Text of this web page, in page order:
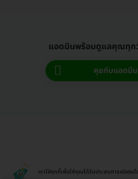
แอดมินพร้อมดูแลคุณทุก
คุยกับแอดมิ
เราใช้คุกกี้เพื่อให้คุณได้รับประสบการณ์ออน